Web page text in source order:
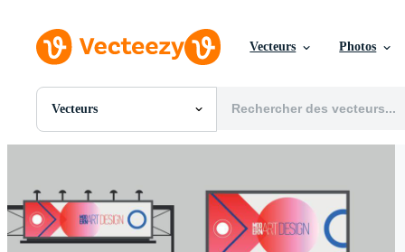
Vecteurs Photos
Vecteurs
Toutes Images
PSDs
SVGs
Modèles
Vecteurs